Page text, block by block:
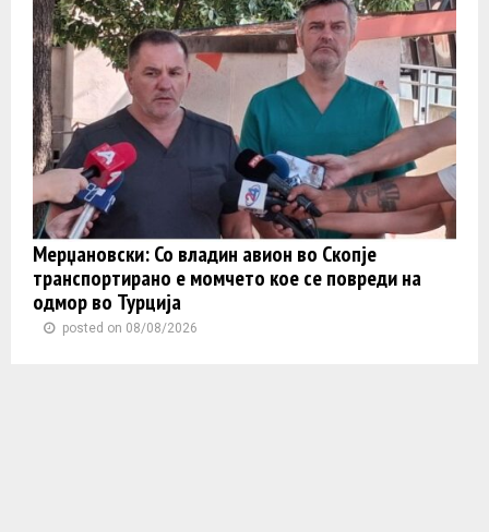
Мерџановски: Со владин авион во Скопје
транспортиранo e момчето кое се повреди на
одмор во Турција
posted on 08/08/2026